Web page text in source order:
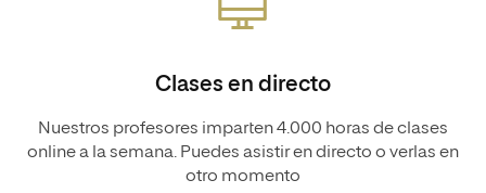
Clases en directo
Nuestros profesores imparten 4.000 horas de clases
online a la semana. Puedes asistir en directo o verlas en
otro momento